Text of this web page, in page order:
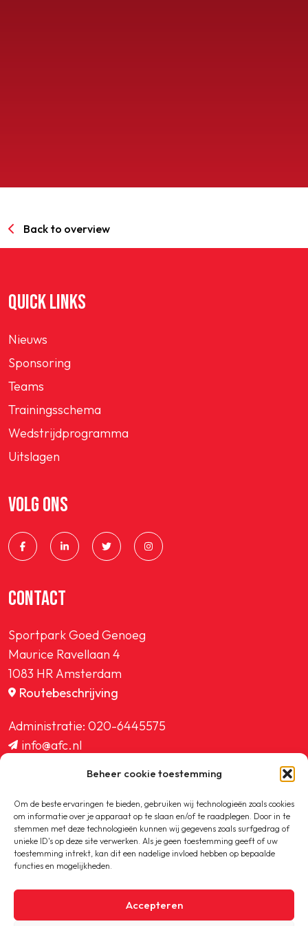
Beheer cookie toestemming
Om de beste ervaringen te bieden, gebruiken wij technologieën zoals cookies
om informatie over je apparaat op te slaan en/of te raadplegen. Door in te
stemmen met deze technologieën kunnen wij gegevens zoals surfgedrag of
unieke ID's op deze site verwerken. Als je geen toestemming geeft of uw
toestemming intrekt, kan dit een nadelige invloed hebben op bepaalde
functies en mogelijkheden.
Accepteren
Back to overview
QUICK LINKS
Nieuws
Sponsoring
Teams
Trainingsschema
Wedstrijdprogramma
Uitslagen
VOLG ONS
CONTACT
Sportpark Goed Genoeg
Maurice Ravellaan 4
1083 HR Amsterdam
Routebeschrijving
Administratie: 020-6445575
info@afc.nl
ledenadministratie@afc.nl
Copyright © 2020-2026 AFC